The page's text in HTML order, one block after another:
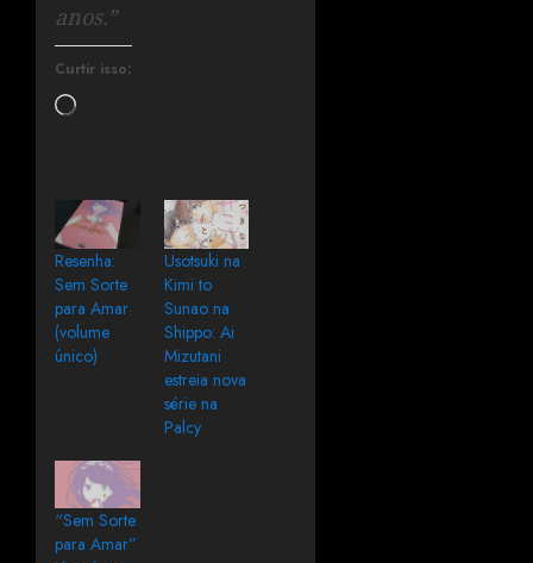
anos.”
Curtir isso:
Resenha:
Sem Sorte
para Amar
(volume
único)
Usotsuki na
Kimi to
Sunao na
Shippo: Ai
Mizutani
estreia nova
série na
Palcy
“Sem Sorte
para Amar”